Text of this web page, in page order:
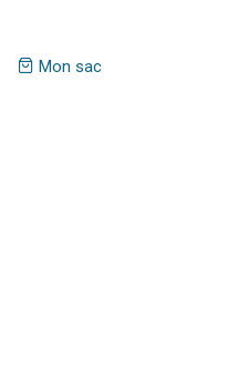
Mon sac